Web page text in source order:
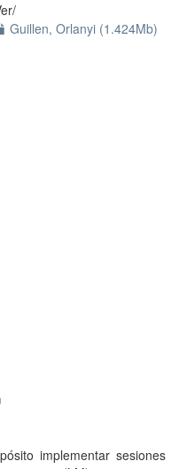
Guillen, Orlanyi (1.424Mb)
implementar sesiones